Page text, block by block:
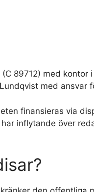
89712) med kontor
med ansvar
finansieras via
inflytande över